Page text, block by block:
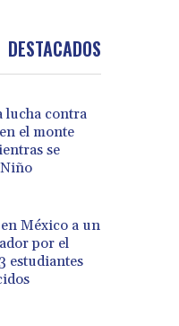
DESTACADOS
lucha contra
el monte
se
México a un
por el
estudiantes